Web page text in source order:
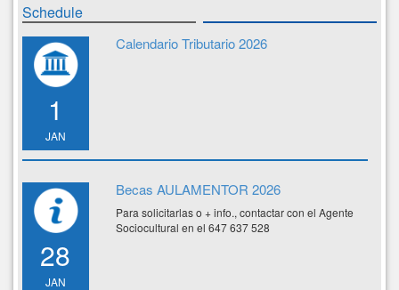
Schedule
1
JAN
Calendario Tributario 2026
28
JAN
Becas AULAMENTOR 2026
Para solicitarlas o + info., contactar con el Agente
Sociocultural en el 647 637 528